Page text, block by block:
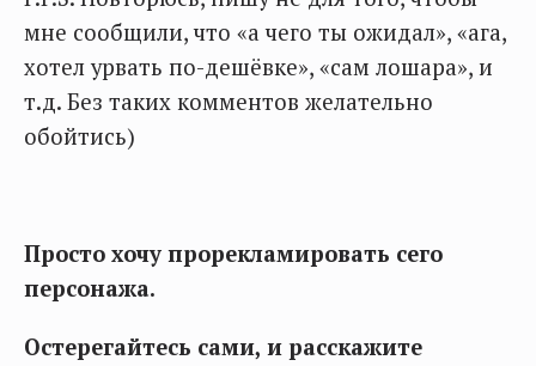
мне сообщили, что «а чего ты ожидал», «ага,
хотел урвать по-дешёвке», «сам лошара», и
т.д. Без таких комментов желательно
обойтись)
Просто хочу прорекламировать сего
персонажа.
Остерегайтесь сами, и расскажите